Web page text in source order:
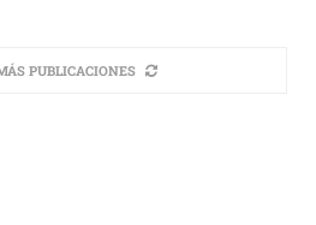
PUBLICACIONES